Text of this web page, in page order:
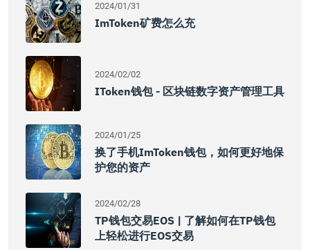
2024/01/31
ImToken矿费怎么充
2024/02/02
IToken钱包 - 区块链数字资产管理工具
2024/01/25
换了手机imToken钱包，如何更好地保
护您的资产
2024/02/28
TP钱包交易EOS | 了解如何在TP钱包
上轻松进行EOS交易